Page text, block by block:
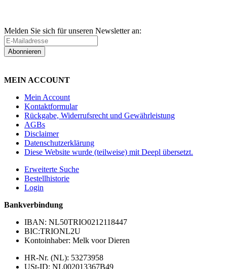
Melden Sie sich für unseren Newsletter an:
Abonnieren
MEIN ACCOUNT
Mein Account
Kontaktformular
Rückgabe, Widerrufsrecht und Gewährleistung
AGBs
Disclaimer
Datenschutzerklärung
Diese Website wurde (teilweise) mit Deepl übersetzt.
Erweiterte Suche
Bestellhistorie
Login
Bankverbindung
IBAN: NL50TRIO0212118447
BIC:TRIONL2U
Kontoinhaber: Melk voor Dieren
HR-Nr. (NL): 53273958
USt-ID: NL002013367B49